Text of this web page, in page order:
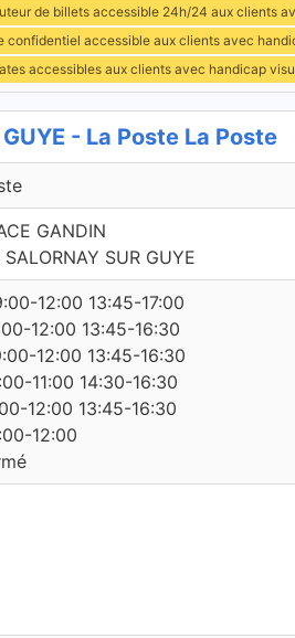
de billets accessible 24h/24 aux clients
confidentiel accessible aux clients avec
accessibles aux clients avec handicap
GUYE - La Poste La Poste
GANDIN
SUR GUYE
12:00 13:45-17:00
12:00 13:45-16:30
12:00 13:45-16:30
11:00 14:30-16:30
12:00 13:45-16:30
12:00